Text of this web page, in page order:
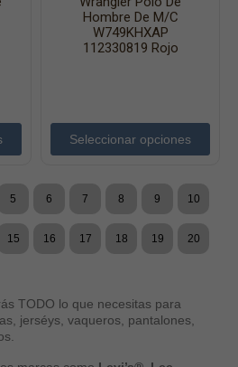
Hombre De M/c
W749KHXAP
112330819 Rojo
Seleccionar opciones
5 6 7 8 9 10
15 16 17 18 19 20
TODO lo que necesitas para
jerséys, vaqueros, pantalones,